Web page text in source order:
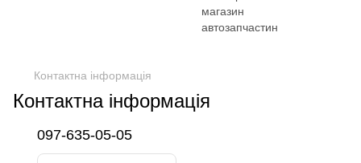
Контактна інформація
Контактна інформація
097-635-05-05